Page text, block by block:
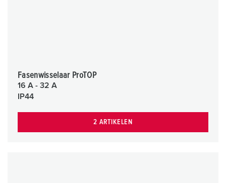
Fasenwisselaar ProTOP
16 A - 32 A
IP44
2 ARTIKELEN